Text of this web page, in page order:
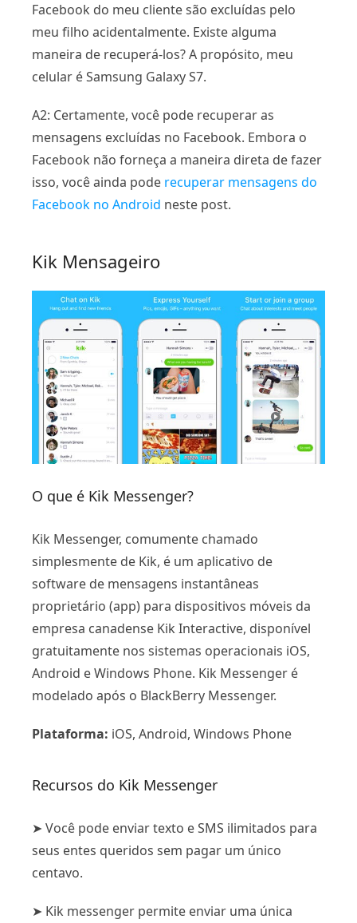
Facebook do meu cliente são excluídas pelo
meu filho acidentalmente. Existe alguma
maneira de recuperá-los? A propósito, meu
celular é Samsung Galaxy S7.
A2: Certamente, você pode recuperar as
mensagens excluídas no Facebook. Embora o
Facebook não forneça a maneira direta de fazer
isso, você ainda pode recuperar mensagens do
Facebook no Android neste post.
Kik Mensageiro
O que é Kik Messenger?
Kik Messenger, comumente chamado
simplesmente de Kik, é um aplicativo de
software de mensagens instantâneas
proprietário (app) para dispositivos móveis da
empresa canadense Kik Interactive, disponível
gratuitamente nos sistemas operacionais iOS,
Android e Windows Phone. Kik Messenger é
modelado após o BlackBerry Messenger.
Plataforma: iOS, Android, Windows Phone
Recursos do Kik Messenger
➤ Você pode enviar texto e SMS ilimitados para
seus entes queridos sem pagar um único
centavo.
➤ Kik messenger permite enviar uma única